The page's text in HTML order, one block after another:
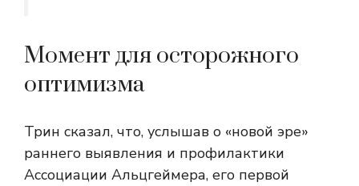
Момент для осторожного
оптимизма
Трин сказал, что, услышав о «новой эре»
раннего выявления и профилактики
Ассоциации Альцгеймера, его первой